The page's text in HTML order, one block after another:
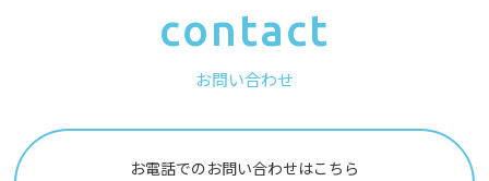
contact
お問い合わせ
お電話でのお問い合わせはこちら